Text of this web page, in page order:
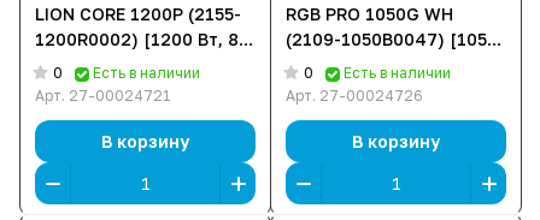
LION CORE 1200P (2155-
1200R0002) [1200 Вт, 80
PLUS Platinum, 8x SATA, 1
x 16 pin (12VHPWR), 4 x
CPU, ATX]
0
Есть в наличии
Арт. 27-00024721
В корзину
RGB PRO 1050G WH
(2109-1050B0047) [1050
Вт, 80 PLUS Gold, 10x
SATA, 1 x 16 pin
PCIe, 2x 4+4 pin CPU,
ATX]
0
Есть в наличии
Арт. 27-00024726
В корзину